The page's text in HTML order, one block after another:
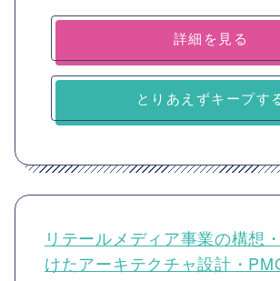
詳細を見る
とりあえずキープす
リテールメディア事業の構想
けたアーキテクチャ設計・